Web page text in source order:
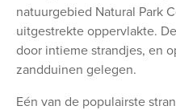
natuurgebied Natural Park
uitgestrekte oppervlakte.
door intieme strandjes, en
zandduinen gelegen.
Eén van de populairste